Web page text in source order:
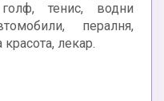
тенис, водни
пералня,
лекар.